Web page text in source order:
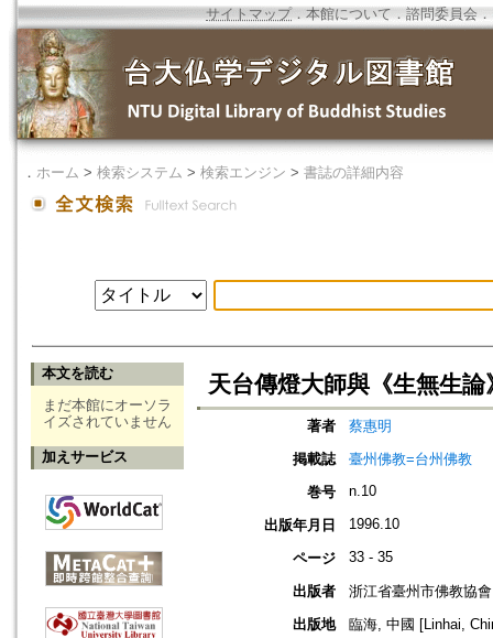
サイトマップ．本館について ． 諮問委員会 ．
． ホーム > 検索システム > 検索エンジン > 書誌の詳細内容
本文を読む
まだ本館にオーソラ
イズされていません
加えサービス
天台傳燈大師與《生無生論
著者
蔡惠明
掲載誌
臺州佛教=台州佛教
巻号
n.10
出版年月日 1996.10
ページ 33 - 35
出版者
浙江省臺州市佛教協會
出版地
臨海, 中國 [Linhai,